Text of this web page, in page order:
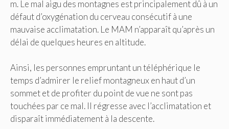
m. Le mal aigu des montagnes est principalement dû à un
défaut d’oxygénation du cerveau consécutif à une
mauvaise acclimatation. Le MAM n’apparaît qu’après un
délai de quelques heures en altitude.
Ainsi, les personnes empruntant un téléphérique le
temps d’admirer le relief montagneux en haut d’un
sommet et de profiter du point de vue ne sont pas
touchées par ce mal. Il régresse avec l’acclimatation et
disparaît immédiatement à la descente.